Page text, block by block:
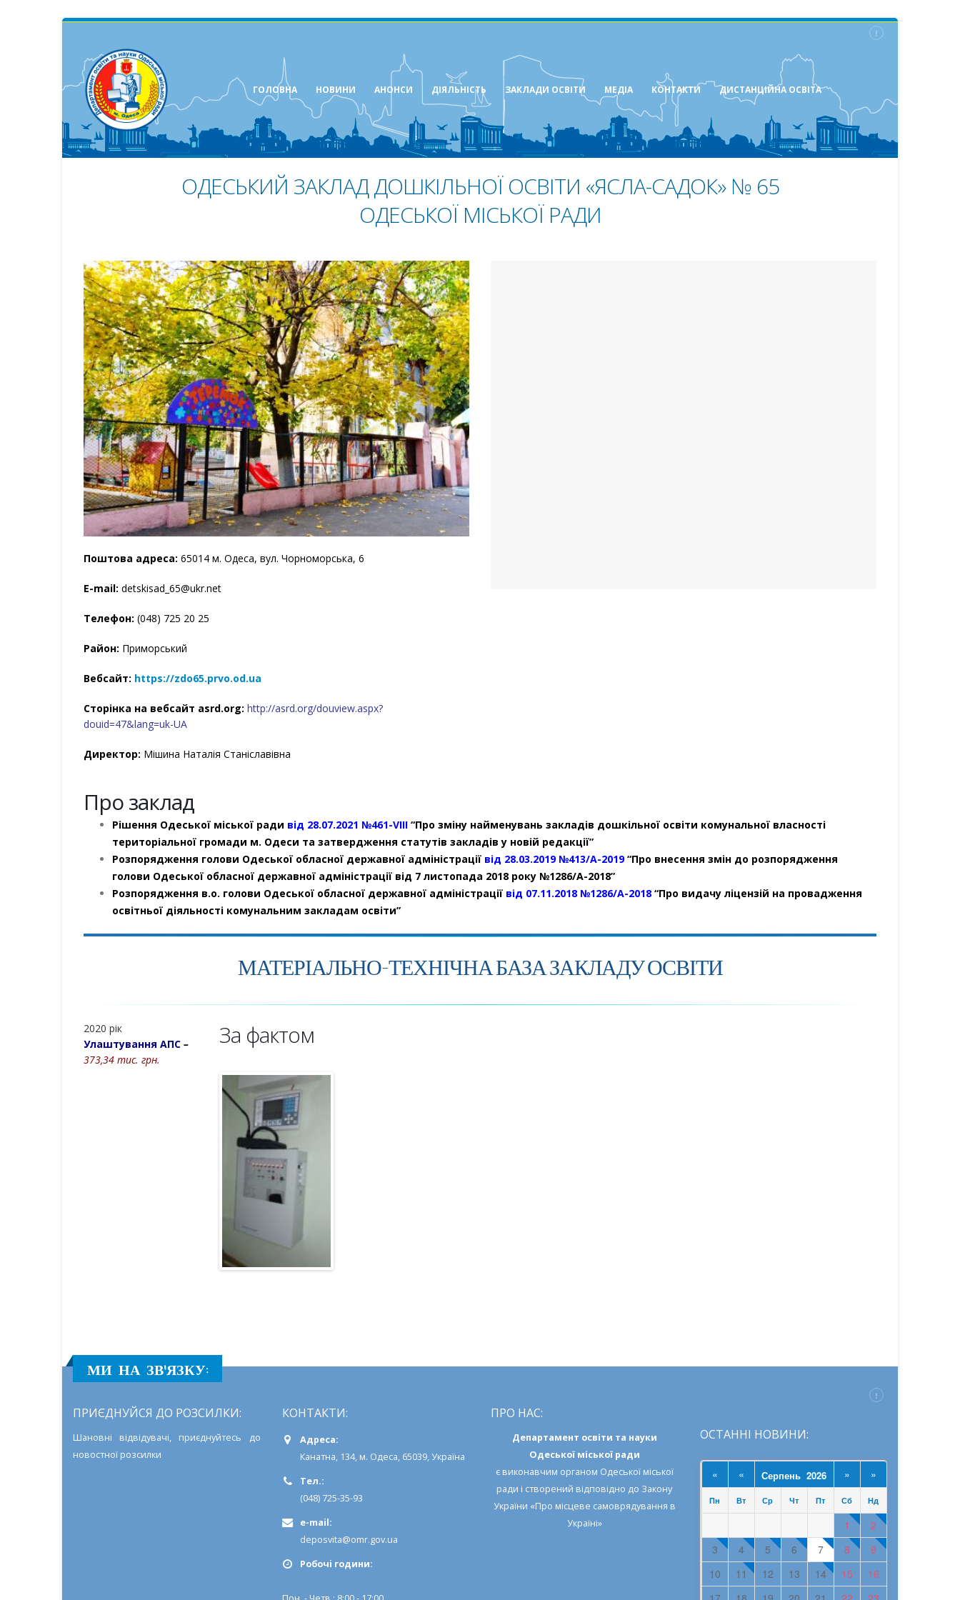
ГОЛОВНА НОВИНИ АНОНСИ ДІЯЛЬНІСТЬ ЗАКЛАДИ ОСВІТИ МЕДІА КОНТАКТИ ДИСТАНЦІЙНА ОСВІТА
ОДЕСЬКИЙ ЗАКЛАД ДОШКІЛЬНОЇ ОСВІТИ «ЯСЛА-САДОК» № 65
ОДЕСЬКОЇ МІСЬКОЇ РАДИ
Поштова адреса: 65014 м. Одеса, вул. Чорноморська, 6
E-mail: detskisad_65@ukr.net
Телефон: (048) 725 20 25
Район: Приморський
Вебсайт: https://zdo65.prvo.od.ua
Сторінка на вебсайт asrd.org: http://asrd.org/douview.aspx?
douid=47&lang=uk-UA
Директор: Мішина Наталія Станіславівна
Про заклад
Рішення Одеської міської ради від 28.07.2021 №461-VIII “Про зміну найменувань закладів дошкільної освіти комунальної власності
територіальної громади м. Одеси та затвердження статутів закладів у новій редакції”
Розпорядження голови Одеської обласної державної адміністрації від 28.03.2019 №413/А-2019“Про внесення змін до розпорядження
голови Одеської обласної державної адміністрації від 7 листопада 2018 року №1286/А-2018”
Розпорядження в.о. голови Одеської обласної державної адміністрації від 07.11.2018 №1286/А-2018 “Про видачу ліцензій на провадження
освітньої діяльності комунальним закладам освіти”
МАТЕРІАЛЬНО-ТЕХНІЧНА БАЗА ЗАКЛАДУ ОСВІТИ
2020 рік
Улаштування АПС –
373,34 тис. грн.
За фактом
МИ НА ЗВ'ЯЗКУ:
ПРИЄДНУЙСЯ ДО РОЗСИЛКИ:
Шановні відвідувачі, приєднуйтесь до
новостної розсилки
КОНТАКТИ:
Адреса:
Канатна, 134, м. Одеса, 65039, Україна
Тел.:
(048) 725-35-93
e-mail:
deposvita@omr.gov.ua
Робочi години:
ПРО НАС:
Департамент освіти та науки
Одеської міської ради
є виконавчим органом Одеської міської
ради і створений відповідно до Закону
України «Про місцеве самоврядування в
Україні»
ОСТАННІ НОВИНИ:
« « Серпень 2026 » »
Пн Вт Ср Чт Пт Сб Нд
1
2
3
4 5 6 7 8
9
10
11 12 13 14 15
16